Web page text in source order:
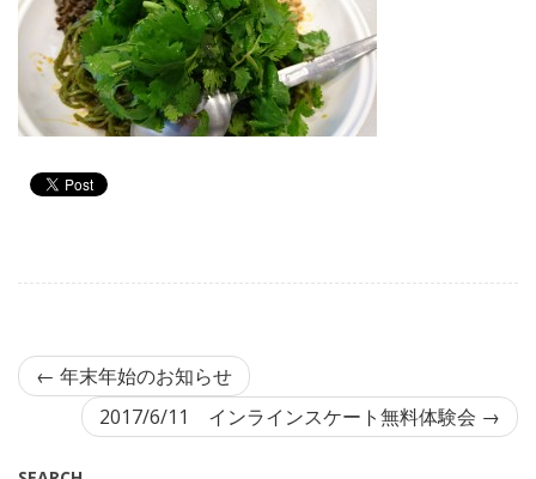
← 年末年始のお知らせ
2017/6/11 インラインスケート無料体験会 →